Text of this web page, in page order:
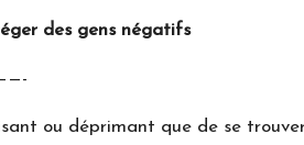
des gens négatifs
ou déprimant que de se